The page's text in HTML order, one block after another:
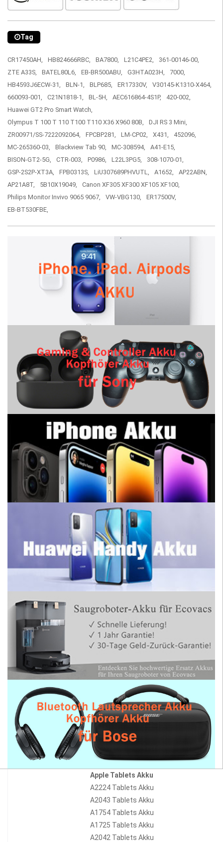
Tag
CR17450AH, HB824666RBC, BA7800, L21C4PE2,
361-00146-00,
ZTE A33S,
BATEL80L6, EB-BR500ABU, G3HTA023H,
7000,
HB4593J6ECW-31,
BLN-1, BLP685, ER17330V,
V30145-K1310-X464,
660093-001,
C21N1818-1, BL-5H, AEC616864-4S1P,
420-002,
Huawei GT2 Pro Smart Watch,
Olympus T 100 T 110 T100 T110 X36 X960 80B,
DJI RS 3 Mini,
ZR00971/SS-7222092064,
FPCBP281, LM-CP02, X431,
452096,
MC-265360-03,
Blackview Tab 90, MC-308594,
A41-E15,
BISON-GT2-5G,
CTR-003, P0986, L22L3PG5,
308-1070-01,
GSP-2S2P-XT3A,
FPB0313S, LiU307689PHVUTL, A1652,
AP22ABN,
AP21A8T,
5B10X19049,
Canon XF305 XF300 XF105 XF100,
Philips Monitor Invivo 9065 9067,
VW-VBG130,
ER17500V,
EB-BT530FBE,
Apple Tablets Akku
A2224 Tablets Akku
A2043 Tablets Akku
A1754 Tablets Akku
A1725 Tablets Akku
A2042 Tablets Akku